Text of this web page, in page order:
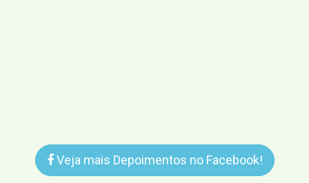
Veja mais Depoimentos no Facebook!